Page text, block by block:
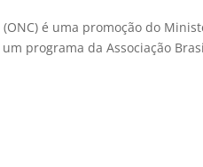
é uma promoção do
programa da Associação